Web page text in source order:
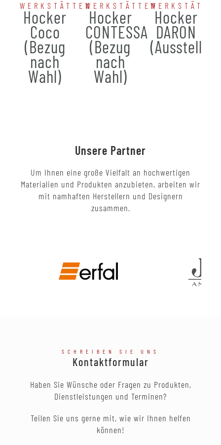
WERKSTÄTTEN
Hocker
Coco
(Bezug
nach
Wahl)
WERKSTÄTTEN
Hocker
CONTESSA
(Bezug
nach
Wahl)
Hocker
DARON
Unsere Partner
Um Ihnen eine große Vielfalt an hochwertigen
Materialien und Produkten anzubieten, arbeiten wir
mit namhaften Herstellern und Designern
zusammen.
SCHREIBEN SIE UNS
Kontaktformular
Haben Sie Wünsche oder Fragen zu Produkten,
Dienstleistungen und Terminen?
Teilen Sie uns gerne mit, wie wir Ihnen helfen
können!